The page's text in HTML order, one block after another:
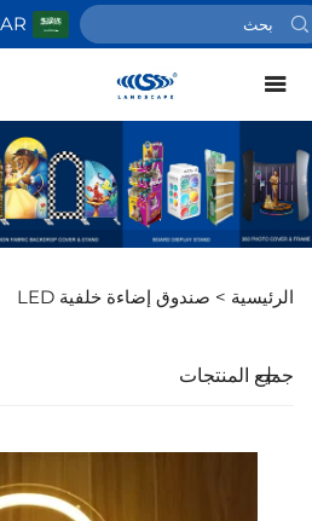
AR
الرئيسية > صندوق إضاءة خلفية LED
جميع المنتجات